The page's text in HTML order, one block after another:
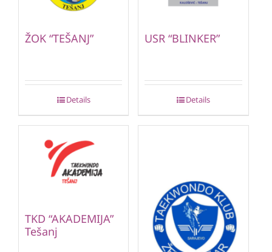
ŽOK “TEŠANJ”
Details
USR “BLINKER”
Details
TKD “AKADEMIJA”
Tešanj